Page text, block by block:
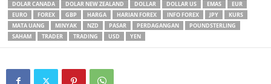
DOLAR CANADA
DOLAR NEW ZEALAND DOLLAR DOLLAR US EMAS
EUR
EURO
FOREX GBP HARGA HARIAN FOREX INFO FOREX JPY
KURS
MATA UANG
MINYAK NZD PASAR PERDAGANGAN
POUNDSTERLING
SAHAM
TRADER TRADING USD YEN